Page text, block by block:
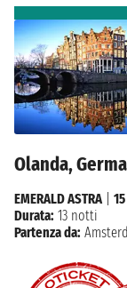
Olanda,
EMERALD ASTRA|
Durata: 13 notti
Partenza da: